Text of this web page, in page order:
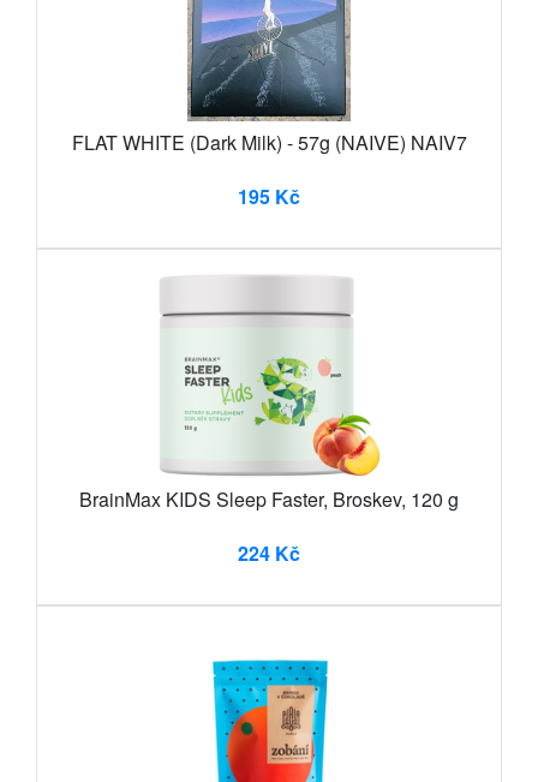
FLAT WHITE (Dark Milk) - 57g (NAIVE) NAIV7
195 Kč
BrainMax KIDS Sleep Faster, Broskev, 120 g
224 Kč